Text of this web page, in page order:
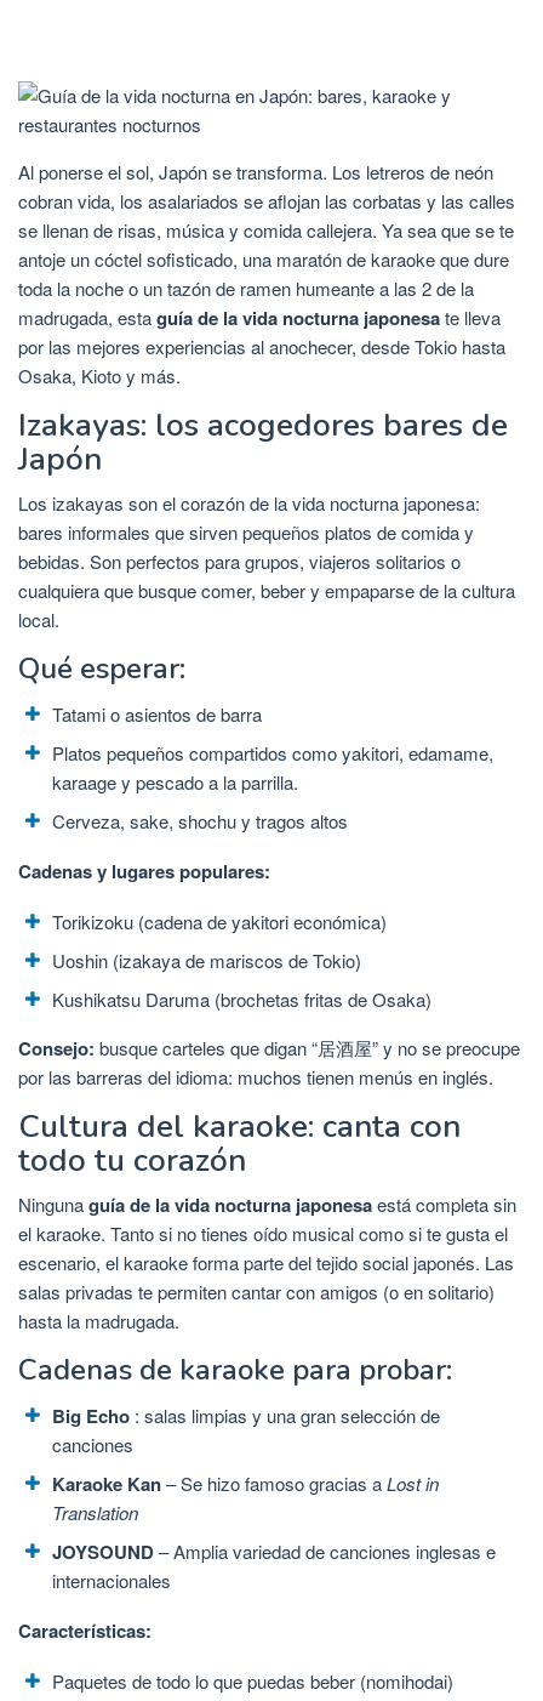
Al ponerse el sol, Japón se transforma. Los letreros de neón
cobran vida, los asalariados se aflojan las corbatas y las calles
se llenan de risas, música y comida callejera. Ya sea que se te
antoje un cóctel sofisticado, una maratón de karaoke que dure
toda la noche o un tazón de ramen humeante a las 2 de la
madrugada, estaguía de la vida nocturna japonesate lleva
por las mejores experiencias al anochecer, desde Tokio hasta
Osaka, Kioto y más.
Izakayas: los acogedores bares de
Japón
Los izakayas son el corazón de la vida nocturna japonesa:
bares informales que sirven pequeños platos de comida y
bebidas. Son perfectos para grupos, viajeros solitarios o
cualquiera que busque comer, beber y empaparse de la cultura
local.
Qué esperar:
Tatami o asientos de barra
Platos pequeños compartidos como yakitori, edamame,
karaage y pescado a la parrilla.
Cerveza, sake, shochu y tragos altos
Cadenas y lugares populares:
Torikizoku (cadena de yakitori económica)
Uoshin (izakaya de mariscos de Tokio)
Kushikatsu Daruma (brochetas fritas de Osaka)
Consejo: busque carteles que digan “居酒屋” y no se preocupe
por las barreras del idioma: muchos tienen menús en inglés.
Cultura del karaoke: canta con
todo tu corazón
Ningunaguía de la vida nocturna japonesaestá completa sin
el karaoke. Tanto si no tienes oído musical como si te gusta el
escenario, el karaoke forma parte del tejido social japonés. Las
salas privadas te permiten cantar con amigos (o en solitario)
hasta la madrugada.
Cadenas de karaoke para probar:
Big Echo : salas limpias y una gran selección de
canciones
Karaoke Kan– Se hizo famoso gracias aLost in
Translation
JOYSOUND– Amplia variedad de canciones inglesas e
internacionales
Características:
Paquetes de todo lo que puedas beber (nomihodai)